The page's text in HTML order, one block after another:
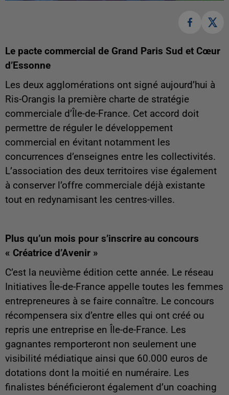
Le pacte commercial de Grand Paris Sud et Cœur
d’Essonne
Les deux agglomérations ont signé aujourd’hui à
Ris-Orangis la première charte de stratégie
commerciale d’Île-de-France. Cet accord doit
permettre de réguler le développement
commercial en évitant notamment les
concurrences d’enseignes entre les collectivités.
L’association des deux territoires vise également
à conserver l’offre commerciale déjà existante
tout en redynamisant les centres-villes.
Plus qu’un mois pour s’inscrire au concours
« Créatrice d’Avenir »
C’est la neuvième édition cette année. Le réseau
Initiatives Île-de-France appelle toutes les femmes
entrepreneures à se faire connaître. Le concours
récompensera six d’entre elles qui ont créé ou
repris une entreprise en Île-de-France. Les
gagnantes remporteront non seulement une
visibilité médiatique ainsi que 60.000 euros de
dotations dont la moitié en numéraire. Les
finalistes bénéficieront également d’un coaching